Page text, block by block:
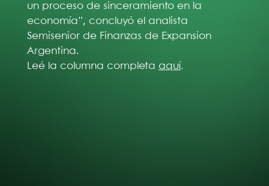
un proceso de sinceramiento en la
economía”, concluyó el analista
Semisenior de Finanzas de Expansion
Argentina.
Leé la columna completa aquí.